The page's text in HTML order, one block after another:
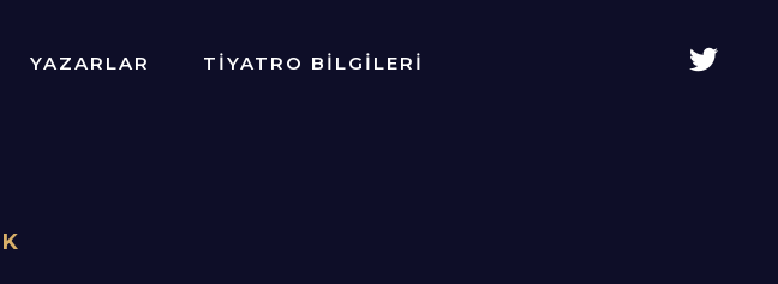
YAZARLAR TİYATRO BİLGİLERİ